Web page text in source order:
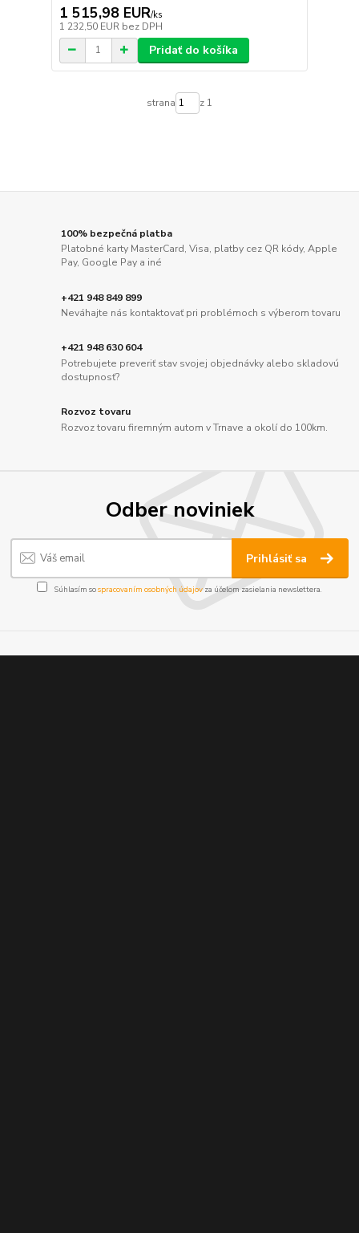
1 515,98 EUR/ks
1 232,50 EUR bez DPH
Pridať do košíka
strana z 1
100% bezpečná platba
Platobné karty MasterCard, Visa, platby cez QR kódy, Apple
Pay, Google Pay a iné
+421 948 849 899
Neváhajte nás kontaktovať pri problémoch s výberom tovaru
+421 948 630 604
Potrebujete preveriť stav svojej objednávky alebo skladovú
dostupnosť?
Rozvoz tovaru
Rozvoz tovaru firemným autom v Trnave a okolí do 100km.
Odber noviniek
Prihlásiť sa
Súhlasím sospracovaním osobných údajov za účelom zasielania newslettera.